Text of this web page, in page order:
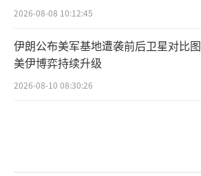
2026-08-08 10:12:45
伊朗公布美军基地遭袭前后卫星对比图
美伊博弈持续升级
2026-08-10 08:30:26